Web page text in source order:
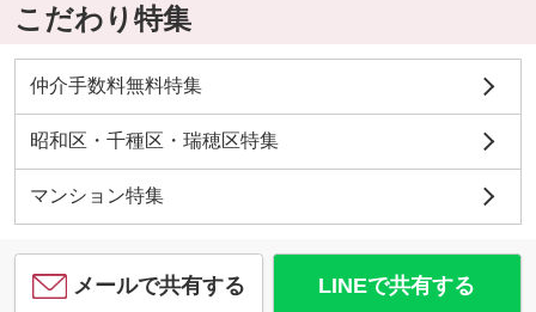
こだわり特集
仲介手数料無料特集
昭和区・千種区・瑞穂区特集
マンション特集
メールで共有する LINEで共有する